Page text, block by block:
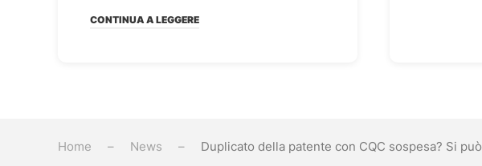
CONTINUA A LEGGERE
Home News Duplicato della patente con CQC sospesa? Si può